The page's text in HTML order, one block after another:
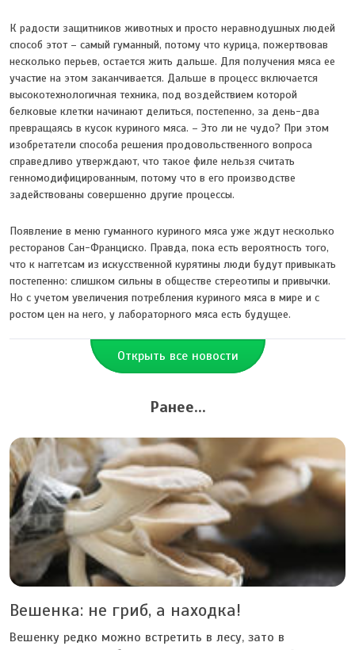
К радости защитников животных и просто неравнодушных людей
способ этот – самый гуманный, потому что курица, пожертвовав
несколько перьев, остается жить дальше. Для получения мяса ее
участие на этом заканчивается. Дальше в процесс включается
высокотехнологичная техника, под воздействием которой
белковые клетки начинают делиться, постепенно, за день-два
превращаясь в кусок куриного мяса. – Это ли не чудо? При этом
изобретатели способа решения продовольственного вопроса
справедливо утверждают, что такое филе нельзя считать
генномодифицированным, потому что в его производстве
задействованы совершенно другие процессы.
Появление в меню гуманного куриного мяса уже ждут несколько
ресторанов Сан-Франциско. Правда, пока есть вероятность того,
что к наггетсам из искусственной курятины люди будут привыкать
постепенно: слишком сильны в обществе стереотипы и привычки.
Но с учетом увеличения потребления куриного мяса в мире и с
ростом цен на него, у лабораторного мяса есть будущее.
Открыть все новости
Ранее...
Вешенка: не гриб, а находка!
Вешенку редко можно встретить в лесу, зато в